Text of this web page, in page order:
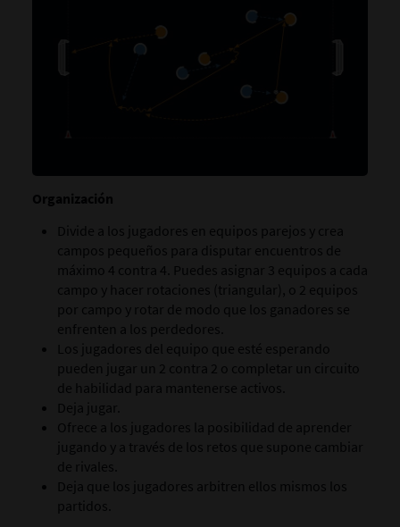
Organización
Divide a los jugadores en equipos parejos y crea
campos pequeños para disputar encuentros de
máximo 4 contra 4. Puedes asignar 3 equipos a cada
campo y hacer rotaciones (triangular), o 2 equipos
por campo y rotar de modo que los ganadores se
enfrenten a los perdedores.
Los jugadores del equipo que esté esperando
pueden jugar un 2 contra 2 o completar un circuito
de habilidad para mantenerse activos.
Deja jugar.
Ofrece a los jugadores la posibilidad de aprender
jugando y a través de los retos que supone cambiar
de rivales.
Deja que los jugadores arbitren ellos mismos los
partidos.